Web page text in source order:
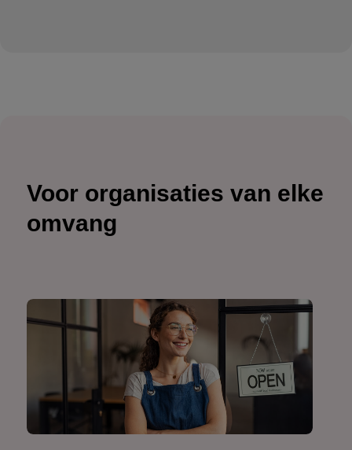
Voor organisaties van elke
omvang